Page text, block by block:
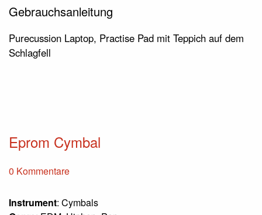
Gebrauchsanleitung
Purecussion Laptop, Practise Pad mit Teppich auf dem
Schlagfell
Eprom Cymbal
0 Kommentare
Instrument: Cymbals